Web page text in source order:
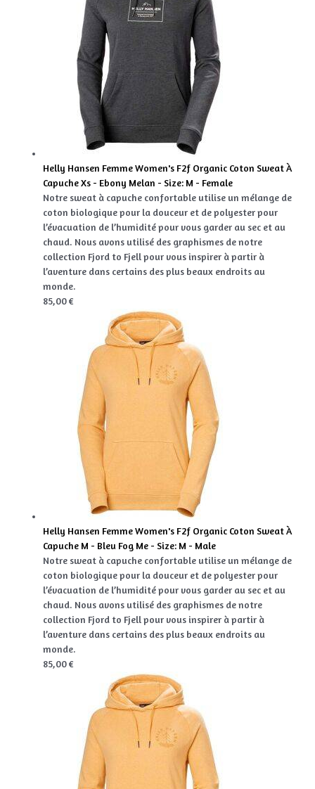
Helly Hansen Femme Women's F2f Organic Coton Sweat À
Capuche Xs - Ebony Melan - Size: M - Female
Notre sweat à capuche confortable utilise un mélange de
coton biologique pour la douceur et de polyester pour
l’évacuation de l’humidité pour vous garder au sec et au
chaud. Nous avons utilisé des graphismes de notre
collection Fjord to Fjell pour vous inspirer à partir à
l’aventure dans certains des plus beaux endroits au
monde.
85,00 €
Helly Hansen Femme Women's F2f Organic Coton Sweat À
Capuche M - Bleu Fog Me - Size: M - Male
Notre sweat à capuche confortable utilise un mélange de
coton biologique pour la douceur et de polyester pour
l’évacuation de l’humidité pour vous garder au sec et au
chaud. Nous avons utilisé des graphismes de notre
collection Fjord to Fjell pour vous inspirer à partir à
l’aventure dans certains des plus beaux endroits au
monde.
85,00 €